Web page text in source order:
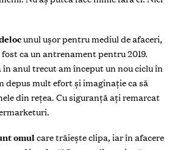
unul uşorpentru mediul de afaceri,
ca un antrenament pentru 2019.
în anul trecut am început un nou ciclu în
depus mult efort şi imaginaţie ca să
din reţea. Cu siguranţă aţi remarcat
omul care trăieşte clipa, iar în afacere